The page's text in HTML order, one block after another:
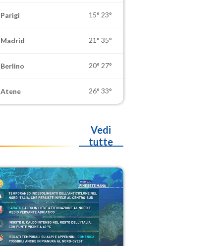
Parigi 15° 23°
Madrid 21° 35°
Berlino 20° 27°
Atene 26° 33°
Vedi
tutte